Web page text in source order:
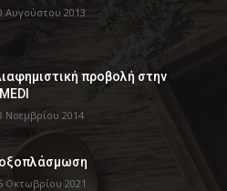
Αυγούστου 2013
προβολή στην
Νοεμβρίου 2014
Οκτωβρίου 2021